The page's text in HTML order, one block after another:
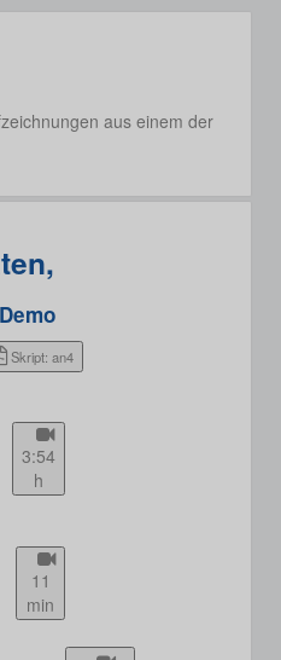
aus einem der
Skript: an4
3:54
h
11
min